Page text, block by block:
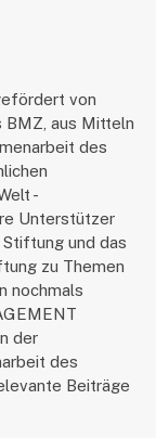
von
BMZ, aus Mitteln
des
-
Unterstützer
Stiftung und das
zu Themen
nochmals
der
des
Beiträge